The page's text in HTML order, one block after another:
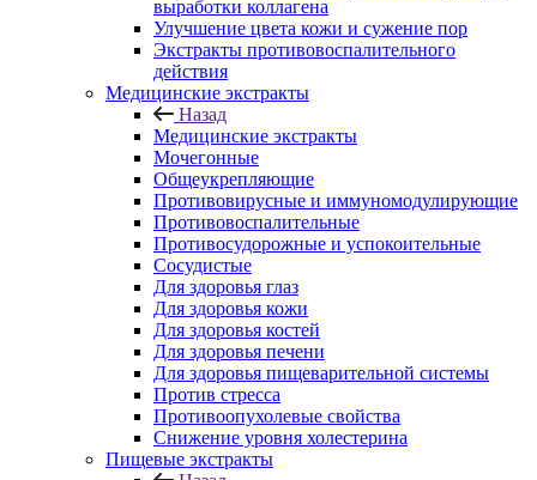
выработки коллагена
Улучшение цвета кожи и сужение пор
Экстракты противовоспалительного
действия
Медицинские экстракты
Назад
Медицинские экстракты
Мочегонные
Общеукрепляющие
Противовирусные и иммуномодулирующие
Противовоспалительные
Противосудорожные и успокоительные
Сосудистые
Для здоровья глаз
Для здоровья кожи
Для здоровья костей
Для здоровья печени
Для здоровья пищеварительной системы
Против стресса
Противоопухолевые свойства
Снижение уровня холестерина
Пищевые экстракты